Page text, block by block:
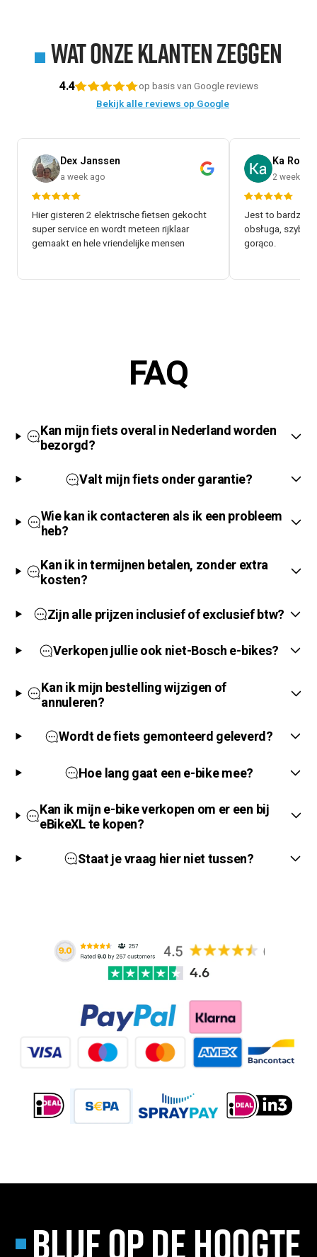
Wat onze klanten zeggen
4.4
op basis van Google reviews
Bekijk alle reviews op Google
Dex Janssen
a week ago
Hier gisteren 2 elektrische fietsen gekocht
super service en wordt meteen rijklaar
gemaakt en hele vriendelijke mensen
Ka Rol
2 weeks
Jest to bardzo
obsługa, szybki
gorąco.
FAQ
Kan mijn fiets overal in Nederland worden
bezorgd?
Valt mijn fiets onder garantie?
Wie kan ik contacteren als ik een probleem
heb?
Kan ik in termijnen betalen, zonder extra
kosten?
Zijn alle prijzen inclusief of exclusief btw?
Verkopen jullie ook niet-Bosch e-bikes?
Kan ik mijn bestelling wijzigen of
annuleren?
Wordt de fiets gemonteerd geleverd?
Hoe lang gaat een e-bike mee?
Kan ik mijn e-bike verkopen om er een bij
eBikeXL te kopen?
Staat je vraag hier niet tussen?
BLIJF OP DE HOOGTE